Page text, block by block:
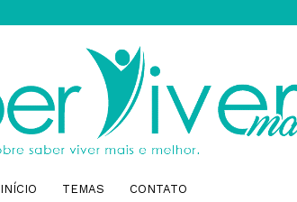
INÍCIO TEMAS CONTATO